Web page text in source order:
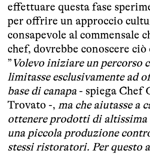
effettuare questa fase
per offrire un approccio
consapevole al commensale
chef, dovrebbe conoscere ciò
” Volevo iniziare un percorso
limitasse esclusivamente ad
base di canapa - spiega Chef
Trovato -, ma che aiutasse a
ottenere prodotti di altissima
una piccola produzione
stessi ristoratori. Per questo